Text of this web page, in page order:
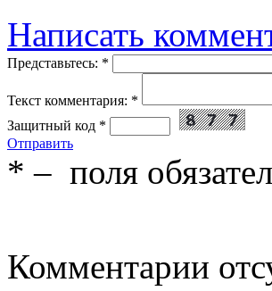
Написать
Представьтесь: *
Текст комментария: *
Защитный код *
Отправить
* – поля
Комментарии